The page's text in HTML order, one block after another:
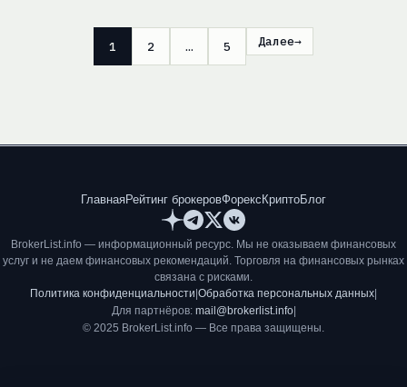
1 2 … 5 Далее→
ГлавнаяРейтинг брокеровФорексКриптоБлог
BrokerList.info — информационный ресурс. Мы не оказываем финансовых
услуг и не даем финансовых рекомендаций. Торговля на финансовых рынках
связана с рисками.
Политика конфиденциальности|Обработка персональных данных|
Для партнёров: mail@brokerlist.info|
© 2025 BrokerList.info — Все права защищены.